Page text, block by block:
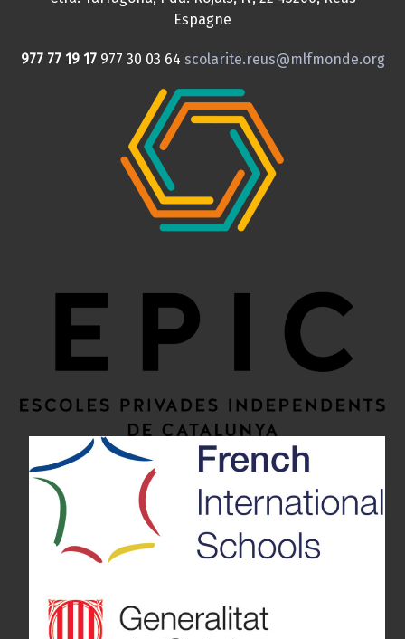
Espagne
977 77 19 17 977 30 03 64 scolarite.reus@mlfmonde.org